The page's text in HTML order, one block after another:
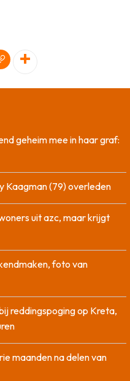
geheim mee in haar graf:
Kaagman (79) overleden
uit azc, maar krijgt
foto van
reddingspoging op Kreta,
maanden na delen van